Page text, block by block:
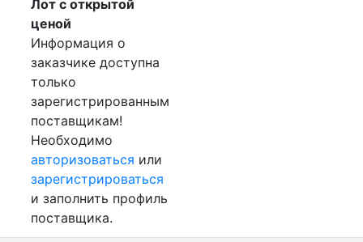
Лот с открытой
ценой
Информация о
заказчике доступна
только
зарегистрированным
поставщикам!
Необходимо
авторизоваться или
зарегистрироваться
и заполнить профиль
поставщика.